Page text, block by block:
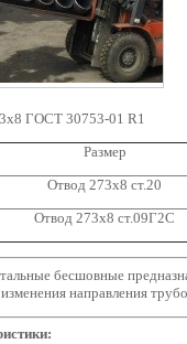
ГОСТ 30753-01 R1
Размер
Отвод 273x8 ст.20
Отвод 273x8 ст.09Г2С
бесшовные
направления